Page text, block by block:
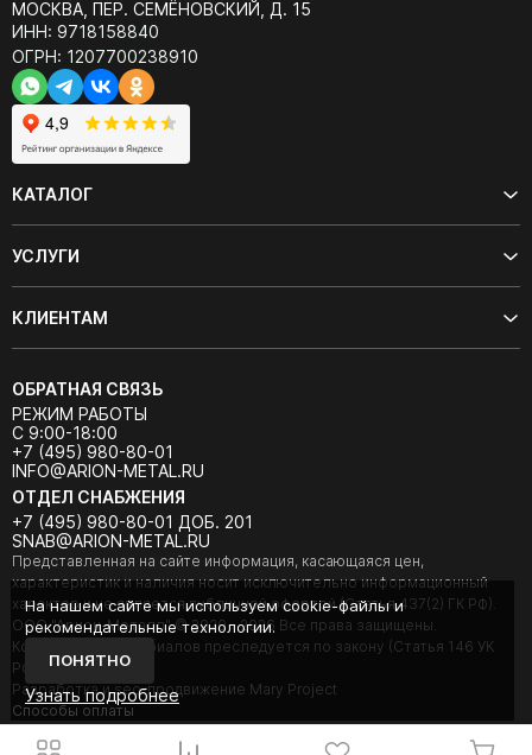
МОСКВА, ПЕР. СЕМЁНОВСКИЙ, Д. 15
ИНН: 9718158840
ОГРН: 1207700238910
КАТАЛОГ
УСЛУГИ
КЛИЕНТАМ
ОБРАТНАЯ СВЯЗЬ
РЕЖИМ РАБОТЫ
С 9:00-18:00
+7 (495) 980-80-01
INFO@ARION-METAL.RU
ОТДЕЛ СНАБЖЕНИЯ
+7 (495) 980-80-01 ДОБ. 201
SNAB@ARION-METAL.RU
Представленная на сайте информация, касающаяся цен,
характеристик и наличия носит исключительно информационный
характер и не является публичной офертой (Статья 437(2) ГК РФ).
ООО "Арион-Металл" © 2020 - 2026 Все права защищены.
Копирование материалов преследуется по закону (Статья 146 УК
РФ).
Разработка и seo-продвижение Mary Project
Cпособы оплаты
На нашем сайте мы используем cookie-файлы и
рекомендательные технологии.
ПОНЯТНО
Узнать подробнее